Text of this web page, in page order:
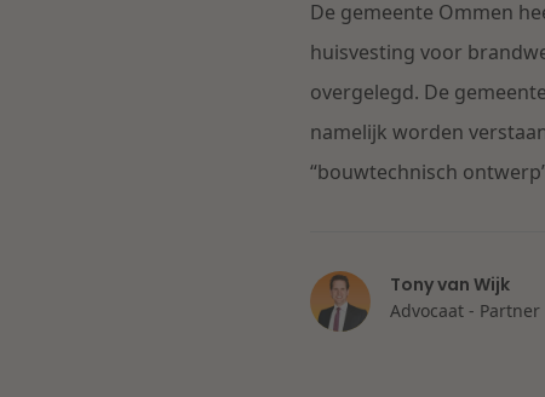
De gemeente Ommen
huisvesting voor
overgelegd. De
namelijk worden
“bouwtechnisch
Tony van Wijk
Advocaat - Partner